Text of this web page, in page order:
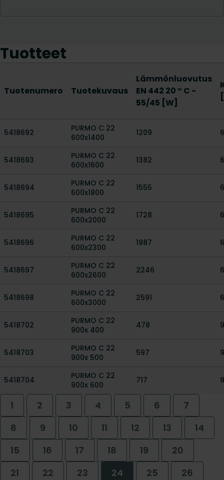
Tuotteet
Tuotenumero Tuotekuvaus
Lämmönluovutus
EN 442 20 ° C -
55/45 [W]
5418692
PURMO C 22
600x1400
1209
5418693
PURMO C 22
600x1600
1382
5418694
PURMO C 22
600x1800
1555
5418695
PURMO C 22
600x2000
1728
5418696
PURMO C 22
600x2300
1987
5418697
PURMO C 22
600x2600
2246
5418698
PURMO C 22
600x3000
2591
5418702
PURMO C 22
900x 400
478
5418703
PURMO C 22
900x 500
597
5418704
PURMO C 22
900x 600
717
1 2 3 4 5 6
7
8
9 10 11 12 13
14
15
16 17 18 19
20
21
22 23 24 25 26